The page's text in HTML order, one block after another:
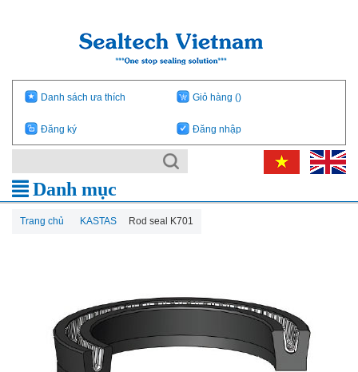
Danh sách ưa thích Giỏ hàng()
Đăng ký Đăng nhập
Danh mục
Trang chủ KASTAS Rod seal K701